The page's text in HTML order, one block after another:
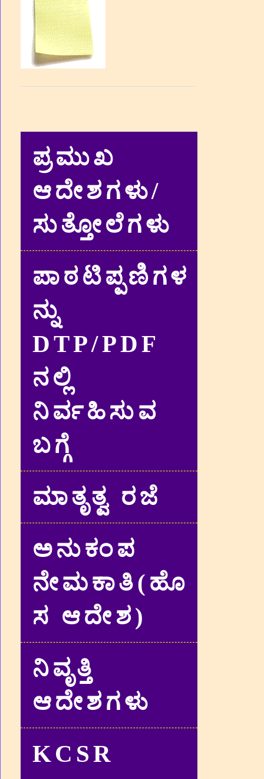
ಪ್ರಮುಖ
ಆದೇಶಗಳು/
ಸುತ್ತೋಲೆಗಳು
ಪಾಠಟಿಪ್ಪಣಿಗಳ
ನ್ನು
DTP/PDF
ನಲ್ಲಿ
ನಿರ್ವಹಿಸುವ
ಬಗ್ಗೆ
ಮಾತೃತ್ವ ರಜೆ
ಅನುಕಂಪ
ನೇಮಕಾತಿ(ಹೊ
ಸ ಆದೇಶ)
ನಿವೃತ್ತಿ
ಆದೇಶಗಳು
KCSR